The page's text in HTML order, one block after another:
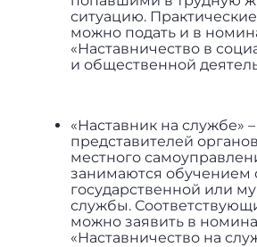
ситуацию.
можно подать и в
«Наставничество в
и общественной
«Наставник на службе»
представителей
местного
занимаются обучением
государственной или
службы.
можно заявить в
«Наставничество на